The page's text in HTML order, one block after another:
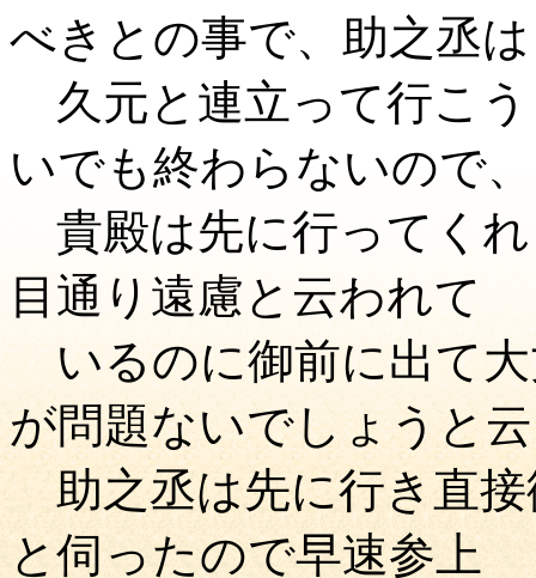
べきとの事で、助之丞は
久元と連立って行こ
いでも終わらないので、
貴殿は先に行ってく
目通り遠慮と云われて
いるのに御前に出て大
が問題ないでしょうと
助之丞は先に行き直
と伺ったので早速参上